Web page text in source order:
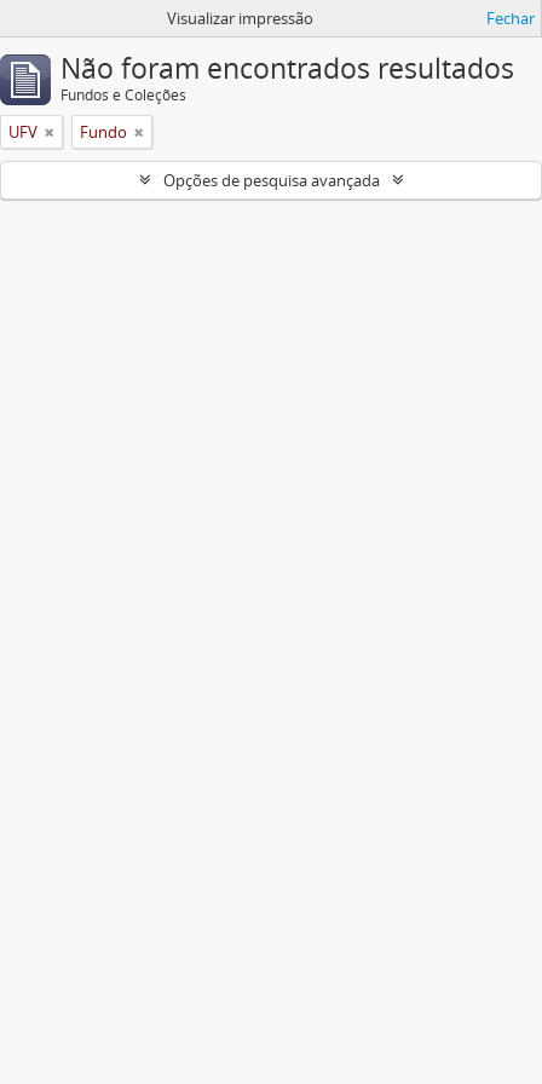
Visualizar impressão Fechar
Não foram encontrados resultados
Fundos e Coleções
UFV Fundo
Opções de pesquisa avançada